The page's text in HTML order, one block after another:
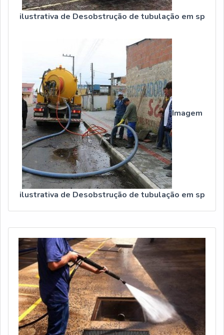
ilustrativa de Desobstrução de tubulação em sp
Imagem
ilustrativa de Desobstrução de tubulação em sp